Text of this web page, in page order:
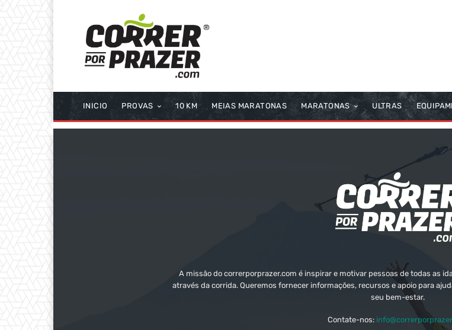
INICIO PROVAS 10 KM MEIAS MARATONAS MARATONAS ULTRAS
A missão do correrporprazer.com é inspirar e motivar pessoas de todas as
através da corrida. Queremos fornecer informações, recursos e apoio para
seu bem-estar.
Contate-nos: